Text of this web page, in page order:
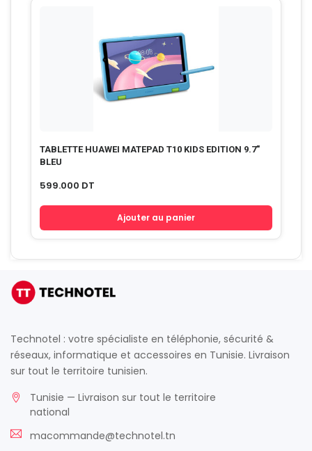
TABLETTE HUAWEI MATEPAD T10 KIDS EDITION 9.7″
BLEU
599.000 DT
Ajouter au panier
Technotel : votre spécialiste en téléphonie, sécurité &
réseaux, informatique et accessoires en Tunisie. Livraison
sur tout le territoire tunisien.
Tunisie — Livraison sur tout le territoire
national
macommande@technotel.tn